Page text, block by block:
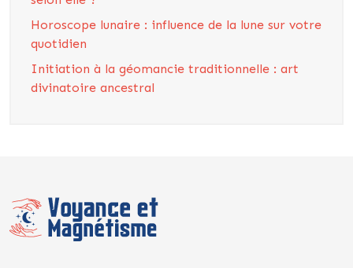
Horoscope lunaire : influence de la lune sur votre
quotidien
Initiation à la géomancie traditionnelle : art
divinatoire ancestral